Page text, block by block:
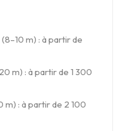
m) : à partir de
m) : à partir de 1 300
: à partir de 2 100